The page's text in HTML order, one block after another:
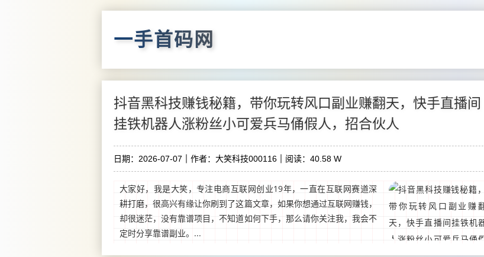
一手首码网
抖音黑科技赚钱秘籍，带你玩转风口副业赚翻天，快手直播间
挂铁机器人涨粉丝小可爱兵马俑假人，招合伙人
日期：2026-07-07 作者：大笑科技000116 阅读：40.58 W
大家好，我是大笑，专注电商互联网创业19年，一直在互联网赛道深
耕打磨，很高兴有缘让你刷到了这篇文章，如果你想通过互联网赚钱，
却很迷茫，没有靠谱项目，不知道如何下手，那么请你关注我，我会不
定时分享靠谱副业。...